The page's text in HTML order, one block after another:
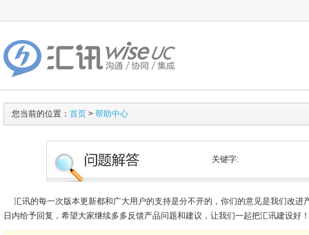
您当前的位置： 首页 > 帮助中心
关键字:
汇讯的每一次版本更新都和广大用户的支持是分不开的，你们的意见是我们改进
日内给予回复，希望大家继续多多反馈产品问题和建议，让我们一起把汇讯建设好！